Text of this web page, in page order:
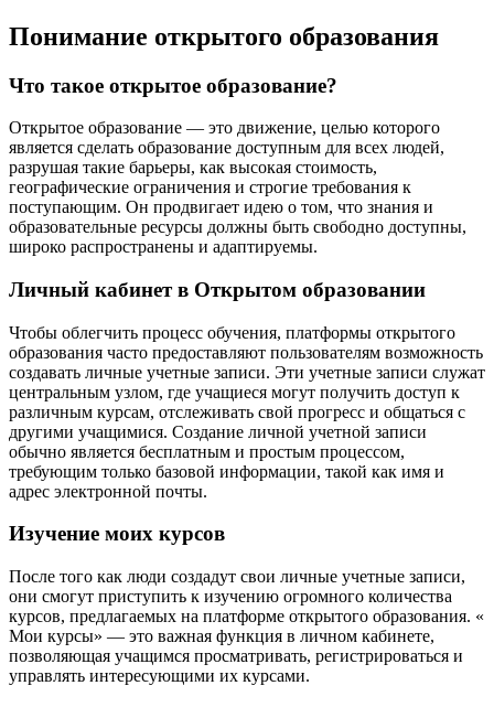
Понимание открытого образования
Что такое открытое образование?
Открытое образование — это движение, целью которого
является сделать образование доступным для всех людей,
разрушая такие барьеры, как высокая стоимость,
географические ограничения и строгие требования к
поступающим. Он продвигает идею о том, что знания и
образовательные ресурсы должны быть свободно доступны,
широко распространены и адаптируемы.
Личный кабинет в Открытом образовании
Чтобы облегчить процесс обучения, платформы открытого
образования часто предоставляют пользователям возможность
создавать личные учетные записи. Эти учетные записи служат
центральным узлом, где учащиеся могут получить доступ к
различным курсам, отслеживать свой прогресс и общаться с
другими учащимися. Создание личной учетной записи
обычно является бесплатным и простым процессом,
требующим только базовой информации, такой как имя и
адрес электронной почты.
Изучение моих курсов
После того как люди создадут свои личные учетные записи,
они смогут приступить к изучению огромного количества
курсов, предлагаемых на платформе открытого образования. «
Мои курсы» — это важная функция в личном кабинете,
позволяющая учащимся просматривать, регистрироваться и
управлять интересующими их курсами.